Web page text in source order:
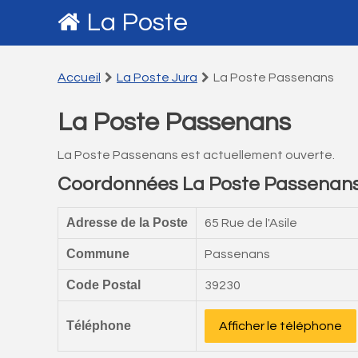
La Poste
Accueil La Poste Jura La Poste Passenans
La Poste Passenans
La Poste Passenans est actuellement ouverte.
Coordonnées La Poste
Adresse de la Poste 65 Rue de l'Asile
Commune Passenans
Code Postal 39230
Téléphone Afficher le téléphone